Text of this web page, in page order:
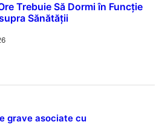
Trebuie Să Dormi în Funcție
Sănătății
grave asociate cu